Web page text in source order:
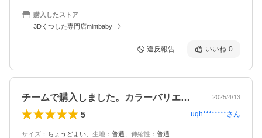
購入したストア
3Dくつした専門店mintbaby
違反報告 いいね 0
チームで購入しました。カラーバリエーシ… 2025/4/13
5 uqh********さん
サイズ ： ちょうどよい 生地 ： 普通 伸縮性 ： 普通